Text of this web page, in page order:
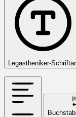
Legastheniker-